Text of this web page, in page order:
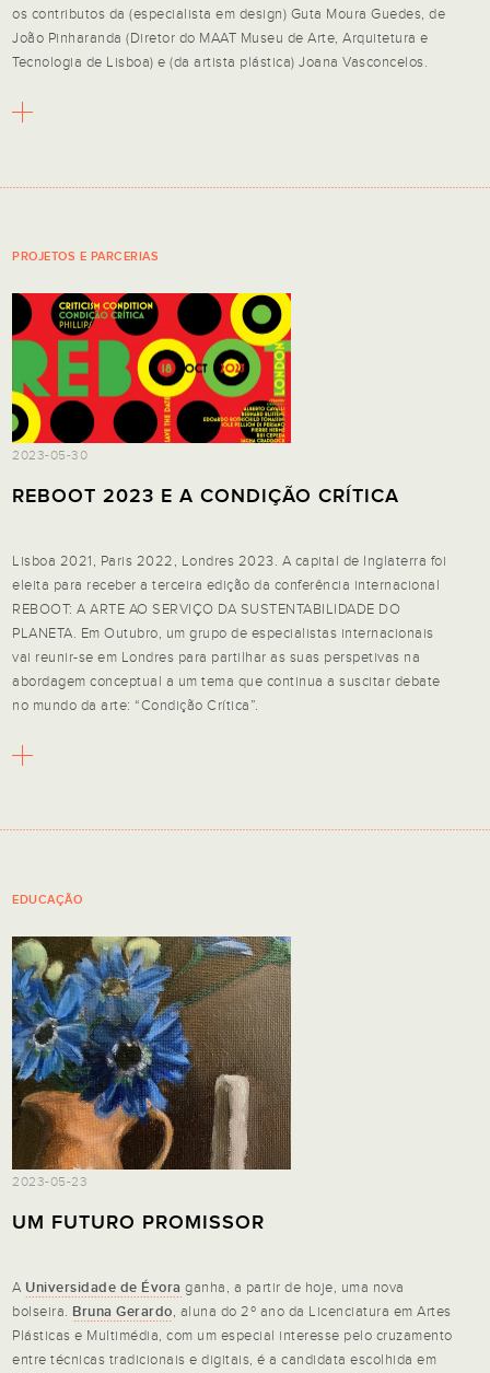
os contributos da (especialista em design) Guta Moura Guedes, de
João Pinharanda (Diretor do MAAT Museu de Arte, Arquitetura e
Tecnologia de Lisboa) e (da artista plástica) Joana Vasconcelos.
PROJETOS E PARCERIAS
2023-05-30
REBOOT 2023 E A CONDIÇÃO CRÍTICA
Lisboa 2021, Paris 2022, Londres 2023. A capital de Inglaterra foi
eleita para receber a terceira edição da conferência internacional
REBOOT: A ARTE AO SERVIÇO DA SUSTENTABILIDADE DO
PLANETA. Em Outubro, um grupo de especialistas internacionais
vai reunir-se em Londres para partilhar as suas perspetivas na
abordagem conceptual a um tema que continua a suscitar debate
no mundo da arte: “Condição Crítica”.
EDUCAÇÃO
2023-05-23
UM FUTURO PROMISSOR
A Universidade de Évora ganha, a partir de hoje, uma nova
bolseira. Bruna Gerardo, aluna do 2º ano da Licenciatura em Artes
Plásticas e Multimédia, com um especial interesse pelo cruzamento
entre técnicas tradicionais e digitais, é a candidata escolhida em